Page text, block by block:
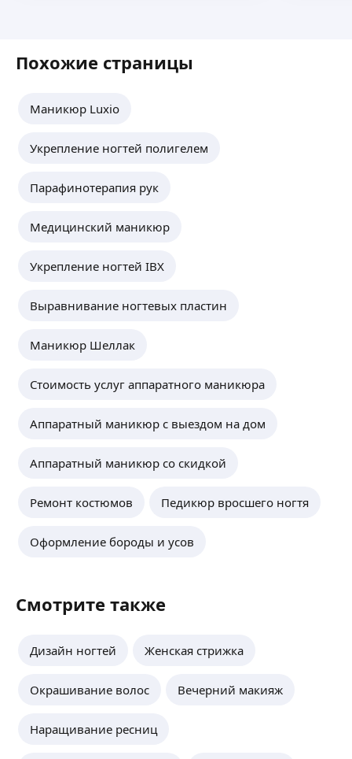
Похожие страницы
Маникюр Luxio
Укрепление ногтей полигелем
Парафинотерапия рук
Медицинский маникюр
Укрепление ногтей IBX
Выравнивание ногтевых пластин
Маникюр Шеллак
Стоимость услуг аппаратного маникюра
Аппаратный маникюр с выездом на дом
Аппаратный маникюр со скидкой
Ремонт костюмов Педикюр вросшего ногтя
Оформление бороды и усов
Смотрите также
Дизайн ногтей Женская стрижка
Окрашивание волос Вечерний макияж
Наращивание ресниц